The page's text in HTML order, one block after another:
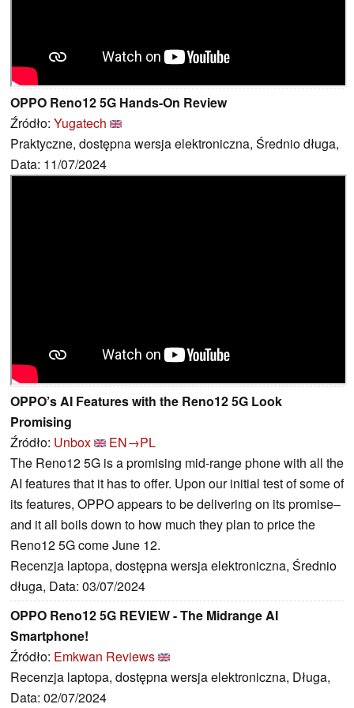
OPPO Reno12 5G Hands-On Review
Źródło: Yugatech
Praktyczne, dostępna wersja elektroniczna, Średnio długa,
Data: 11/07/2024
OPPO’s AI Features with the Reno12 5G Look
Promising
Źródło: Unbox
EN→PL
The Reno12 5G is a promising mid-range phone with all the
AI features that it has to offer. Upon our initial test of some of
its features, OPPO appears to be delivering on its promise–
and it all boils down to how much they plan to price the
Reno12 5G come June 12.
Recenzja laptopa, dostępna wersja elektroniczna, Średnio
długa, Data: 03/07/2024
OPPO Reno12 5G REVIEW - The Midrange AI
Smartphone!
Źródło: Emkwan Reviews
Recenzja laptopa, dostępna wersja elektroniczna, Długa,
Data: 02/07/2024